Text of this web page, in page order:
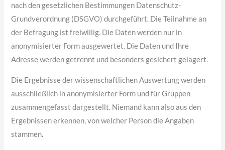
nach den gesetzlichen Bestimmungen Datenschutz-
Grundverordnung (DSGVO) durchgeführt. Die Teilnahme an
der Befragung ist freiwillig. Die Daten werden nur in
anonymisierter Form ausgewertet. Die Daten und Ihre
Adresse werden getrennt und besonders gesichert gelagert.
Die Ergebnisse der wissenschaftlichen Auswertung werden
ausschließlich in anonymisierter Form und für Gruppen
zusammengefasst dargestellt. Niemand kann also aus den
Ergebnissen erkennen, von welcher Person die Angaben
stammen.